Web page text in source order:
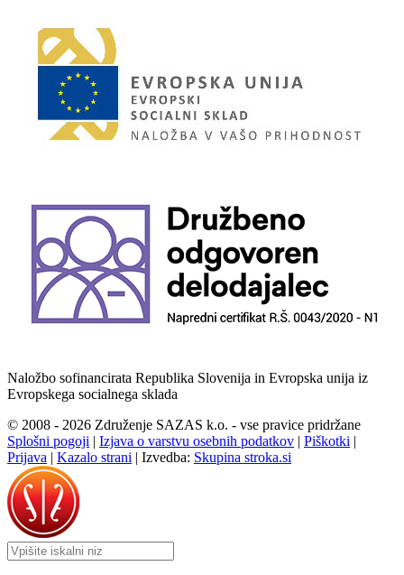
Naložbo sofinancirata Republika Slovenija in Evropska unija iz
Evropskega socialnega sklada
© 2008 - 2026 Združenje SAZAS k.o. - vse pravice pridržane
Splošni pogoji | Izjava o varstvu osebnih podatkov | Piškotki |
Prijava | Kazalo strani | Izvedba: Skupina stroka.si